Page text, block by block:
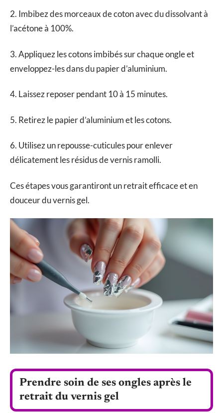
2. Imbibez des morceaux de coton avec du dissolvant à
l’acétone à 100%.
3. Appliquez les cotons imbibés sur chaque ongle et
enveloppez-les dans du papier d’aluminium.
4. Laissez reposer pendant 10 à 15 minutes.
5. Retirez le papier d’aluminium et les cotons.
6. Utilisez un repousse-cuticules pour enlever
délicatement les résidus de vernis ramolli.
Ces étapes vous garantiront un retrait efficace et en
douceur du vernis gel.
Prendre soin de ses ongles après le
retrait du vernis gel